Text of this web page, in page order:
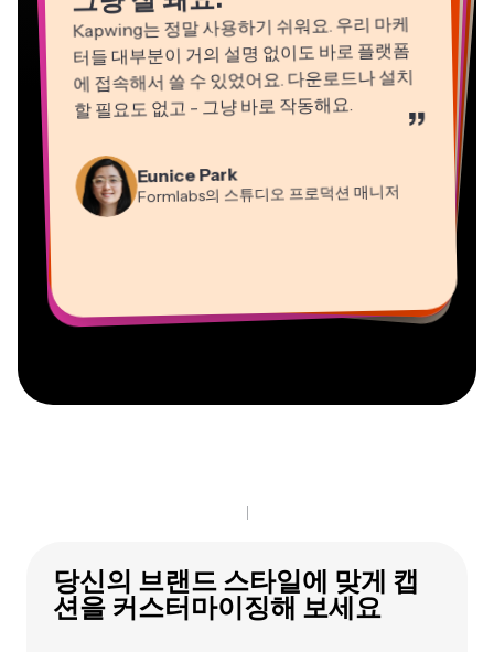
Kapwing는 정말 사용하기 쉬워요. 우리 마케
터들 대부분이 거의 설명 없이도 바로 플랫폼
에 접속해서 쓸 수 있었어요. 다운로드나 설치
할 필요도 없고 - 그냥 바로 작동해요. ”
Eunice Park
Formlabs의 스튜디오 프로덕션 매니저
Panos Papagapiou
Gracie Peng
영상 편집기
컨설턴트
Dina Segovia
당신의 브랜드 스타일에 맞게 캡
션을 커스터마이징해 보세요